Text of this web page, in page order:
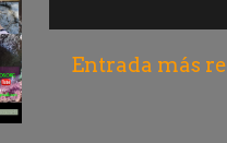
Entrada más